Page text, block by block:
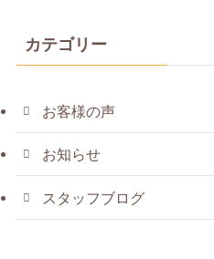
カテゴリー
お客様の声
お知らせ
スタッフブログ